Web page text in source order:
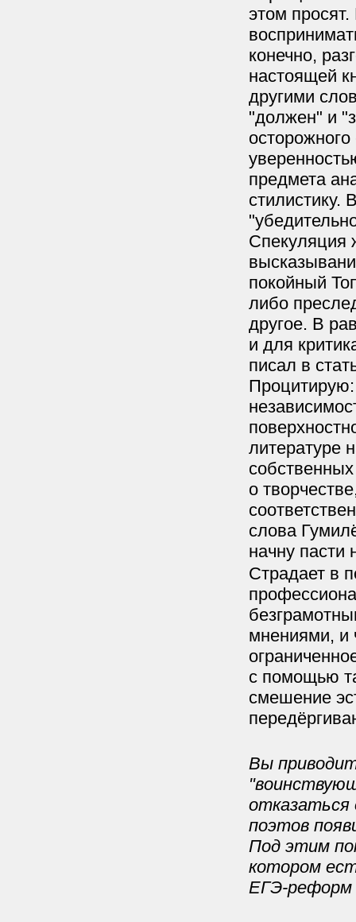
этом
конечно,
настоящей
другими
"должен" и
предмета
стилистику.
Спекуляция
покойный
либо
другое. В
и для
писал в
литературе
о
слова
начну пасти
Страдает в
мнениями, и
с помощью
смешение
Вы
отказаться
поэтов
Под этим
котором
ЕГЭ-реформ